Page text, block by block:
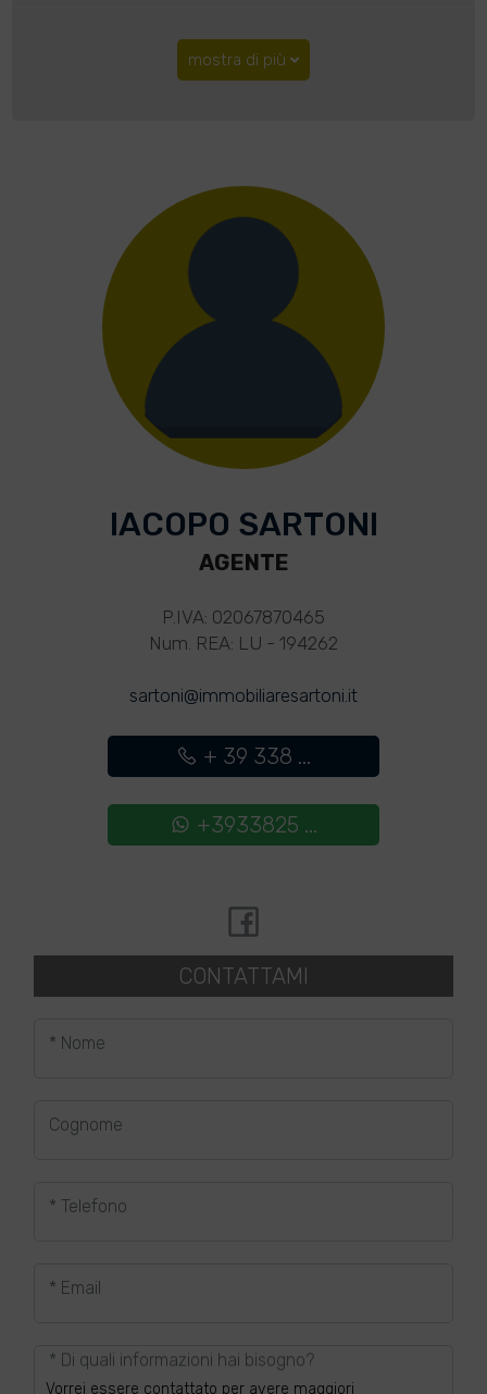
mostra di più
IACOPO SARTONI
AGENTE
P.IVA: 02067870465
Num. REA: LU - 194262
sartoni@immobiliaresartoni.it
+ 39 338 ...
+3933825 ...
CONTATTAMI
* Nome
Cognome
* Telefono
* Email
* Di quali informazioni hai bisogno?